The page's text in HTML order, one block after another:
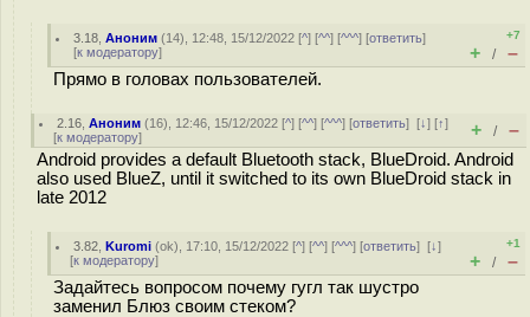
3.18 ,Аноним (14), 12:48, 15/12/2022 [^] [^^] [^^^] [ответить]
[к модератору]
+7
+ / –
Прямо в головах пользователей.
2.16 ,Аноним (16), 12:46, 15/12/2022 [^] [^^] [^^^] [ответить][↓] [↑]
[к модератору] + / –
Android provides a default Bluetooth stack, BlueDroid. Android
also used BlueZ, until it switched to its own BlueDroid stack in
late 2012
3.82 ,Kuromi (ok), 17:10, 15/12/2022 [^] [^^] [^^^] [ответить][↓]
[к модератору]
+1
+ / –
Задайтесь вопросом почему гугл так шустро
заменил Блюз своим стеком?